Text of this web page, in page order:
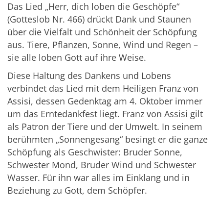
Das Lied „Herr, dich loben die Geschöpfe“
(Gotteslob Nr. 466) drückt Dank und Staunen
über die Vielfalt und Schönheit der Schöpfung
aus. Tiere, Pflanzen, Sonne, Wind und Regen –
sie alle loben Gott auf ihre Weise.
Diese Haltung des Dankens und Lobens
verbindet das Lied mit dem Heiligen Franz von
Assisi, dessen Gedenktag am 4. Oktober immer
um das Erntedankfest liegt. Franz von Assisi gilt
als Patron der Tiere und der Umwelt. In seinem
berühmten „Sonnengesang“ besingt er die ganze
Schöpfung als Geschwister: Bruder Sonne,
Schwester Mond, Bruder Wind und Schwester
Wasser. Für ihn war alles im Einklang und in
Beziehung zu Gott, dem Schöpfer.